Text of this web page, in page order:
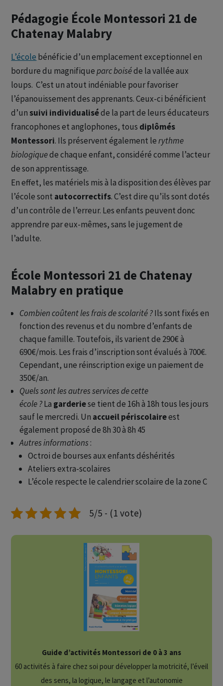
Pédagogie École Montessori 21 de
Chatenay Malabry
L’école bénéficie d’un emplacement exceptionnel en
bordure du magnifiqueparc boiséde la vallée aux
loups. C’est un atout indéniable pour favoriser
l’épanouissement des apprenants. Ceux-ci bénéficient
d’un suivi individualiséde la part de leurs éducateurs
francophones et anglophones, tous diplômés
Montessori. Ils préservent également lerythme
biologiquede chaque enfant, considéré comme l’acteur
de son apprentissage.
En effet, les matériels mis à la disposition des élèves par
l’école sont autocorrectifs. C’est dire qu’ils sont dotés
d’un contrôle de l’erreur. Les enfants peuvent donc
apprendre par eux-mêmes, sans le jugement de
l’adulte.
École Montessori 21 de Chatenay
Malabry en pratique
Combien coûtent les frais de scolarité ?Ils sont fixés en
fonction des revenus et du nombre d’enfants de
chaque famille. Toutefois, ils varient de 290€ à
690€/mois. Les frais d’inscription sont évalués à 700€.
Cependant, une réinscription exige un paiement de
350€/an.
Quels sont les autres services de cette
école ?La garderiese tient de 16h à 18h tous les jours
sauf le mercredi. Un accueil périscolaireest
également proposé de 8h 30 à 8h 45
Autres informations :
Octroi de bourses aux enfants déshérités
Ateliers extra-scolaires
L’école respecte le calendrier scolaire de la zone C
5/5 - (1 vote)
Guide d’activités Montessori de 0 à 3 ans
60 activités à faire chez soi pour développer la motricité, l’éveil
des sens, la logique, le langage et l’autonomie